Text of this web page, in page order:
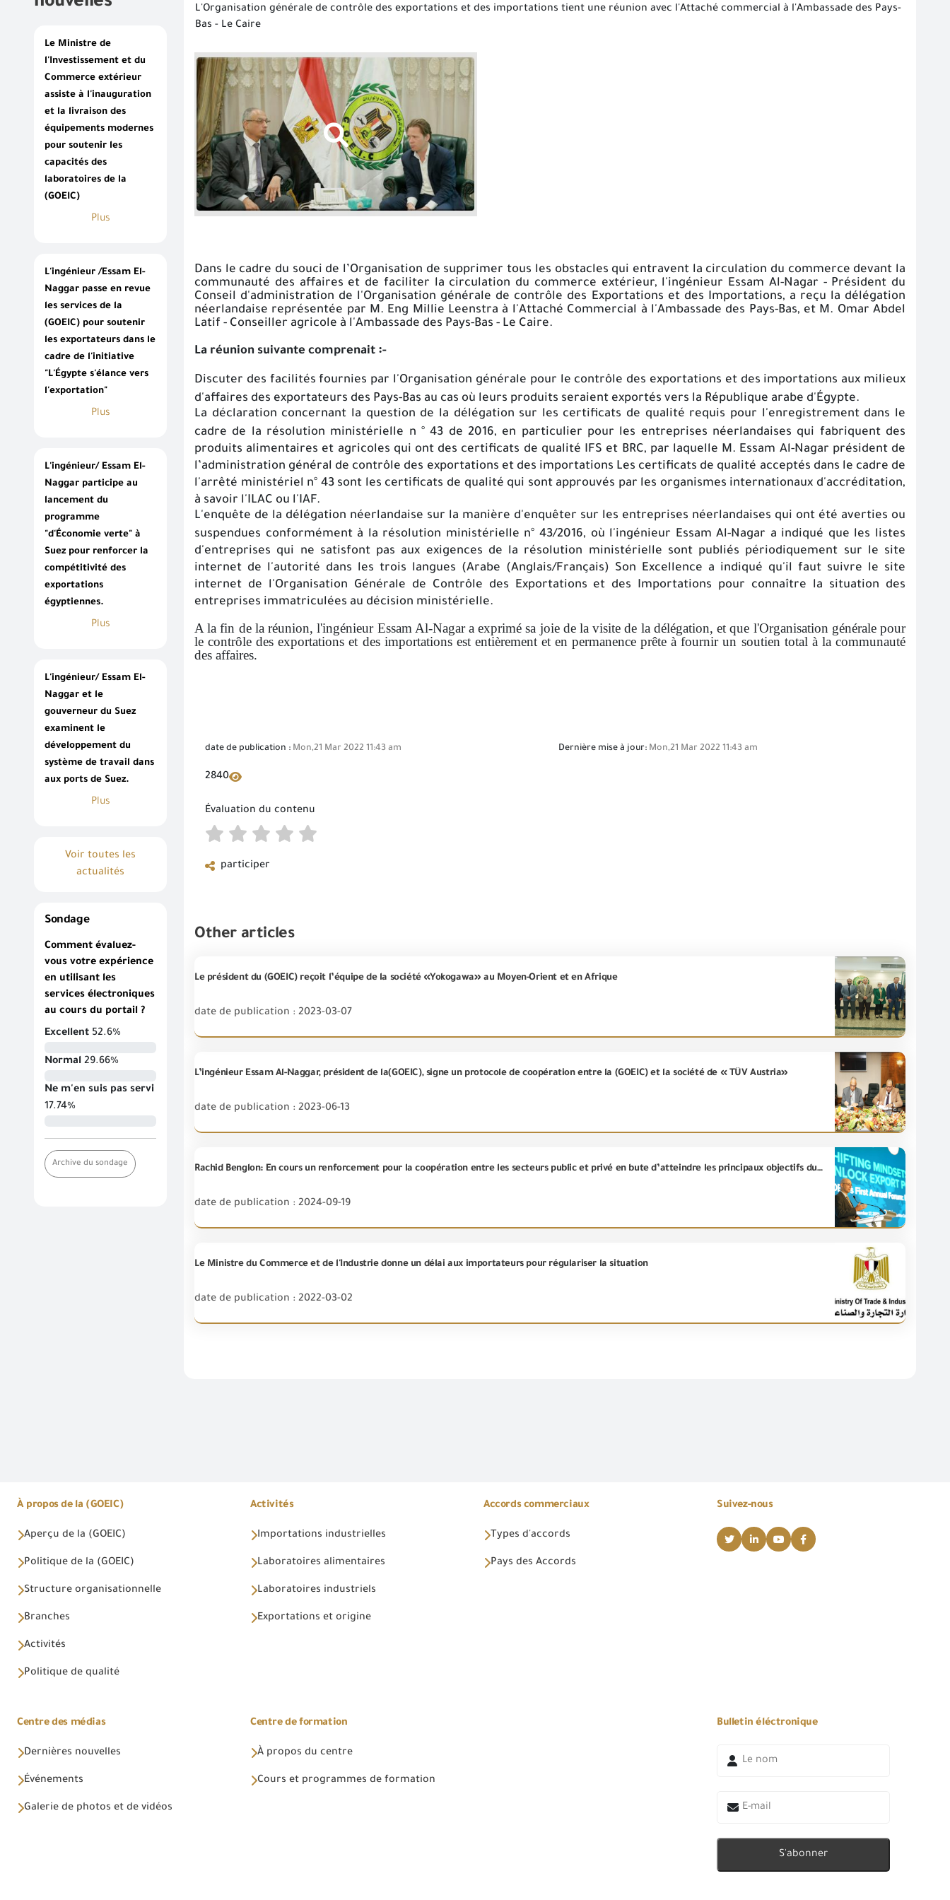
Le Ministre de
l'Investissement et du
Commerce extérieur
assiste à l'inauguration
et la livraison des
équipements modernes
pour soutenir les
capacités des
laboratoires de la
(GOEIC)
Plus
L'ingénieur /Essam El-
Naggar passe en revue
les services de la
(GOEIC) pour soutenir
les exportateurs dans le
cadre de l'initiative
"L'Égypte s'élance vers
l'exportation"
Plus
L'ingénieur/ Essam El-
Naggar participe au
lancement du
programme
"d'Économie verte" à
Suez pour renforcer la
compétitivité des
exportations
égyptiennes.
Plus
L'ingénieur/ Essam El-
Naggar et le
gouverneur du Suez
examinent le
développement du
système de travail dans
aux ports de Suez.
Plus
Voir toutes les
actualités
Sondage
Comment évaluez-
vous votre expérience
en utilisant les
services électroniques
au cours du portail ?
Excellent 52.6%
Normal 29.66%
Ne m'en suis pas servi
17.74%
Archive du sondage
L'Organisation générale de contrôle des exportations et des importations tient une réunion avec l'Attaché commercial à l'Ambassade des Pays-
Bas - Le Caire
Dans le cadre du souci de l’Organisation de supprimer tous les obstacles qui entravent la circulation du commerce devant la
communauté des affaires et de faciliter la circulation du commerce extérieur, l'ingénieur Essam Al-Nagar - Président du
Conseil d'administration de l'Organisation générale de contrôle des Exportations et des Importations, a reçu la délégation
néerlandaise représentée par M. Eng Millie Leenstra à l'Attaché Commercial à l'Ambassade des Pays-Bas, et M. Omar Abdel
Latif - Conseiller agricole à l'Ambassade des Pays-Bas - Le Caire.
La réunion suivante comprenait ꞉-
Discuter des facilités fournies par l'Organisation générale pour le contrôle des exportations et des importations aux milieux
d'affaires des exportateurs des Pays-Bas au cas où leurs produits seraient exportés vers la République arabe d'Égypte.
La déclaration concernant la question de la délégation sur les certificats de qualité requis pour l'enregistrement dans le
cadre de la résolution ministérielle n ° 43 de 2016, en particulier pour les entreprises néerlandaises qui fabriquent des
produits alimentaires et agricoles qui ont des certificats de qualité IFS et BRC, par laquelle M. Essam Al-Nagar président de
l’administration général de contrôle des exportations et des importations Les certificats de qualité acceptés dans le cadre de
l'arrêté ministériel n° 43 sont les certificats de qualité qui sont approuvés par les organismes internationaux d'accréditation,
à savoir l'ILAC ou l'IAF.
L'enquête de la délégation néerlandaise sur la manière d'enquêter sur les entreprises néerlandaises qui ont été averties ou
suspendues conformément à la résolution ministérielle n° 43/2016, où l'ingénieur Essam Al-Nagar a indiqué que les listes
d'entreprises qui ne satisfont pas aux exigences de la résolution ministérielle sont publiés périodiquement sur le site
internet de l'autorité dans les trois langues (Arabe (Anglais/Français) Son Excellence a indiqué qu'il faut suivre le site
internet de l'Organisation Générale de Contrôle des Exportations et des Importations pour connaître la situation des
entreprises immatriculées au décision ministérielle.
A la fin de la réunion, l'ingénieur Essam Al-Nagar a exprimé sa joie de la visite de la délégation, et que l'Organisation générale pour
le contrôle des exportations et des importations est entièrement et en permanence prête à fournir un soutien total à la communauté
des affaires.
date de publication : Mon,21 Mar 2022 11:43 am Dernière mise à jour: Mon,21 Mar 2022 11:43 am
2840
Évaluation du contenu
participer
Other articles
Le président du (GOEIC) reçoit l’équipe de la société «Yokogawa» au Moyen-Orient et en Afrique
date de publication : 2023-03-07
L’ingénieur Essam Al-Naggar, président de la(GOEIC), signe un protocole de coopération entre la (GOEIC) et la société de « TÜV Austria»
date de publication : 2023-06-13
Rachid Benglon: En cours un renforcement pour la coopération entre les secteurs public et privé en bute d’atteindre les principaux objectifs du projet, exprimant la conviction de (l'USAID) dans la capacité de l'Égypte à enregistrer un grand bond dans le domaine des exportations.
date de publication : 2024-09-19
Le Ministre du Commerce et de l'Industrie donne un délai aux importateurs pour régulariser la situation
date de publication : 2022-03-02
À propos de la (GOEIC)
Aperçu de la (GOEIC)
Politique de la (GOEIC)
Structure organisationnelle
Branches
Activités
Politique de qualité
Activités
Importations industrielles
Laboratoires alimentaires
Laboratoires industriels
Exportations et origine
Accords commerciaux
Types d'accords
Pays des Accords
Suivez-nous
Centre des médias
Dernières nouvelles
Événements
Galerie de photos et de vidéos
Centre de formation
À propos du centre
Cours et programmes de formation
Bulletin éléctronique
S'abonner